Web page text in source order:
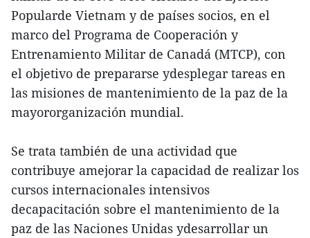
Popularde Vietnam y de países socios, en el
marco del Programa de Cooperación y
Entrenamiento Militar de Canadá (MTCP), con
el objetivo de prepararse ydesplegar tareas en
las misiones de mantenimiento de la paz de la
mayororganización mundial.
Se trata también de una actividad que
contribuye amejorar la capacidad de realizar los
cursos internacionales intensivos
decapacitación sobre el mantenimiento de la
paz de las Naciones Unidas ydesarrollar un